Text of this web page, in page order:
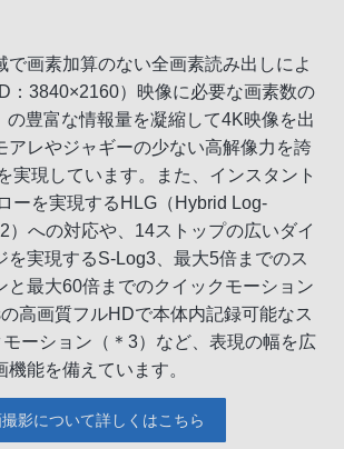
で画素加算のない全画素読み出しによ
：3840×2160）映像に必要な画素数の
の豊富な情報量を凝縮して4K映像を出
アレやジャギーの少ない高解像力を誇
実現しています。また、インスタント
ーを実現するHLG（Hybrid Log-
）への対応や、14ストップの広いダイ
を実現するS-Log3、最大5倍までのス
と最大60倍までのクイックモーション
高画質フルHDで本体内記録可能なス
ーション（＊3）など、表現の幅を広
能を備えています。
影について詳しくはこちら